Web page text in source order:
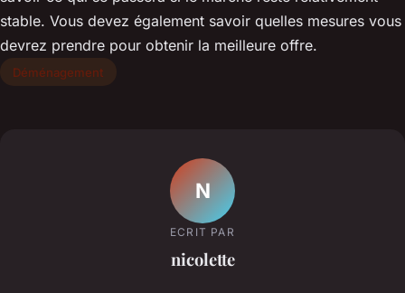
stable. Vous devez également savoir quelles mesures vous
devrez prendre pour obtenir la meilleure offre.
Déménagement
N
ECRIT PAR
nicolette